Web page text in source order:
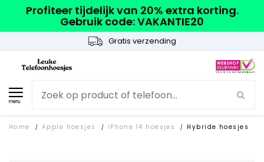
Profiteer tijdelijk van 20% extra korting.
Gebruik code: VAKANTIE20
Gratis verzending
menu
Home / Apple hoesjes / iPhone 14 hoesjes / Hybride hoesjes